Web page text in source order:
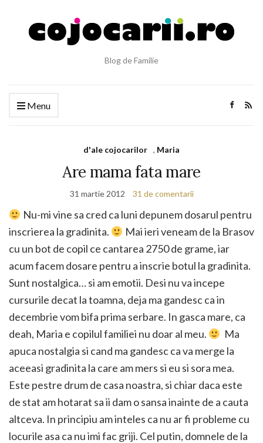
Blog de Familie
Menu
d'ale cojocarilor , Maria
Are mama fata mare
31 martie 2012 31 de comentarii
Nu-mi vine sa cred ca luni depunem dosarul pentru
inscrierea la gradinita.
Mai ieri veneam de la Brasov
cu un bot de copil ce cantarea 2750 de grame, iar
acum facem dosare pentru a inscrie botul la gradinita.
Sunt nostalgica… si am emotii. Desi nu va incepe
cursurile decat la toamna, deja ma gandesc ca in
decembrie vom bifa prima serbare. In gasca mare, ca
deah, Maria e copilul familiei nu doar al meu.
Ma
apuca nostalgia si cand ma gandesc ca va merge la
aceeasi gradinita la care am mers si eu si sora mea.
Este pestre drum de casa noastra, si chiar daca este
de stat am hotarat sa ii dam o sansa inainte de a cauta
altceva. In principiu am inteles ca nu ar fi probleme cu
locurile asa ca nu imi fac griji. Cel putin, domnele de la